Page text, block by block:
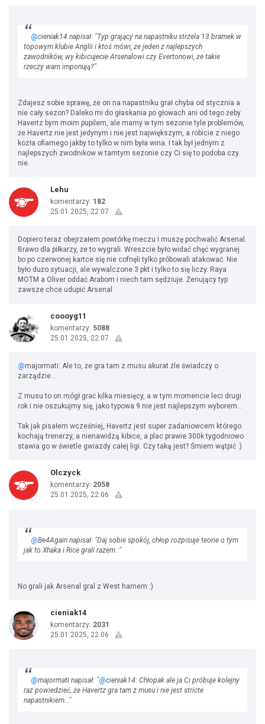
@cieniak14 napisał: "Typ grający na napastniku strzela 13 bramek w
topowym klubie Anglii i ktoś mówi, że jeden z najlepszych
zawodników, wy kibicujecie Arsenalowi czy Evertonowi, że takie
rzeczy wam imponują?"
Zdajesz sobie sprawę, że on na napastniku grał chyba od stycznia a
nie cały sezon? Daleko mi do głaskania po głowach ani od tego żeby
Havertz bym moim pupilem, ale mamy w tym sezonie tyle problemów,
że Havertz nie jest jedynym i nie jest największym, a robicie z niego
kozła ofiarnego jakby to tylko w nim była wina. I tak był jednym z
najlepszych zwodnikow w tamtym sezonie czy Ci się to podoba czy
nie.
Lehu
komentarzy: 182
25.01.2025, 22:07
Dopiero teraz obejrzałem powtórkę meczu i muszę pochwalić Arsenal.
Brawo dla piłkarzy, że to wygrali. Wreszcie było widać chęć wygranej
bo po czerwonej kartce się nie cofnęli tylko próbowali atakować. Nie
było dużo sytuacji, ale wywalczone 3 pkt i tylko to się liczy. Raya
MOTM a Oliver oddać Arabom i niech tam sędziuje. Żenujący typ
zawsze chce udupić Arsenal
coooyg11
komentarzy: 5088
25.01.2025, 22:07
@majormati: Ale to, że gra tam z musu akurat źle świadczy o
zarządzie…
Z musu to on mógł grać kilka miesięcy, a w tym momencie leci drugi
rok i nie oszukujmy się, jako typowa 9 nie jest najlepszym wyborem…
Tak jak pisałem wcześniej, Havertz jest super zadaniowcem którego
kochają trenerzy, a nienawidzą kibice, a plac prawie 300k tygodniowo
stawia go w świetle gwiazdy całej ligi. Czy taką jest? Śmiem wątpić :)
Olczyck
komentarzy: 2058
25.01.2025, 22:06
@Be4Again napisał: "Daj sobie spokój, chłop rozpisuje teorie o tym
jak to Xhaka i Rice grali razem :"
No grali jak Arsenal gral z West hamem :)
cieniak14
komentarzy: 2031
25.01.2025, 22:06
@majormati napisał: "@cieniak14: Chłopak ale ja Ci próbuje kolejny
raz powiedzieć, że Havertz gra tam z musu i nie jest stricte
napastnikiem..."